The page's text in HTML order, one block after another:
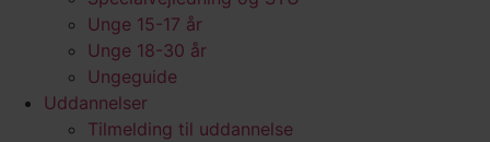
Unge 15-17 år
Unge 18-30 år
Ungeguide
Uddannelser
Tilmelding til uddannelse